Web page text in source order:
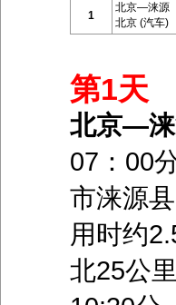
1
北京—涞源
北京 (汽车)
第1天
北京—涞
07：00
市涞源
用时约
北25公里